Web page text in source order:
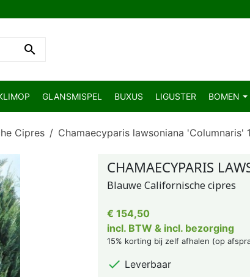

GLANSMISPEL BUXUS LIGUSTER BOMEN
Cipres Chamaecyparis lawsoniana 'Columnaris'
CHAMAECYPARIS
Blauwe Californische cipres
€ 154,50
incl. BTW & incl. bezorging
15% korting bij zelf afhalen (op
 Leverbaar